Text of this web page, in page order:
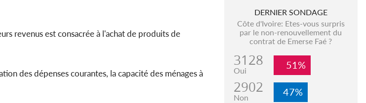
revenus est consacrée à l'achat de produits de
des dépenses courantes, la capacité des ménages à
DERNIER SONDAGE
Côte d'Ivoire: Etes-vous surpris
par le non-renouvellement du
contrat de Emerse Faé ?
3128
Oui 51%
2902
Non 47%